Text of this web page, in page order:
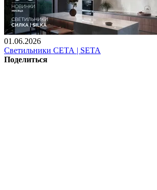
01.06.2026
Светильники СЕТА | SETA
Поделиться